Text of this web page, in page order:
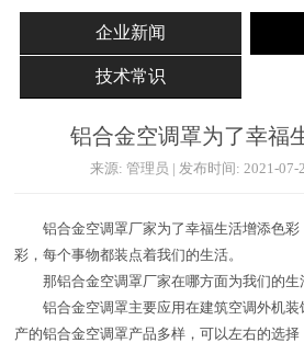
企业新闻
技术常识
铝合金空调罩为了幸福
来源: 管理员 | 发布时间: 2021-07-
铝合金空调罩厂家为了幸福生活增添色彩
彩，每个事物都装点着我们的生活。
那铝合金空调罩厂家在哪方面为我们的生
铝合金空调罩主要应用在建筑空调外机装
产的铝合金空调罩产品多样，可以左右的选